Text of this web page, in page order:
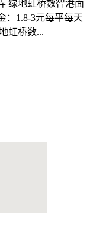
绿地虹桥数智港面
：1.8-3元每平每天
虹桥数...